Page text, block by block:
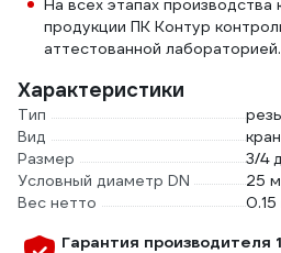
На всех этапах производства
продукции ПК Контур
аттестованной лабораторией.
Характеристики
Тип
Вид
кран
Размер
3/4
Условный диаметр DN
25
Вес нетто
0.15
Гарантия производителя